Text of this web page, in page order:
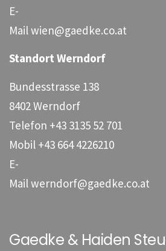
E-
Mailwien@gaedke.co.at
Standort Werndorf
Bundesstrasse 138
8402 Werndorf
Telefon +43 3135 52 701
Mobil +43 664 4226210
E-
Mail werndorf@gaedke.co.at
Gaedke & Haiden